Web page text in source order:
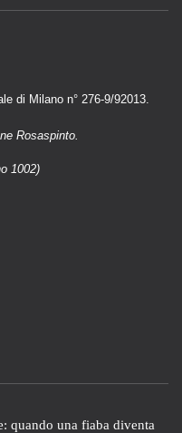
di Milano n° 276-9/92013.
Rosaspinto.
1002)
quando una fiaba diventa